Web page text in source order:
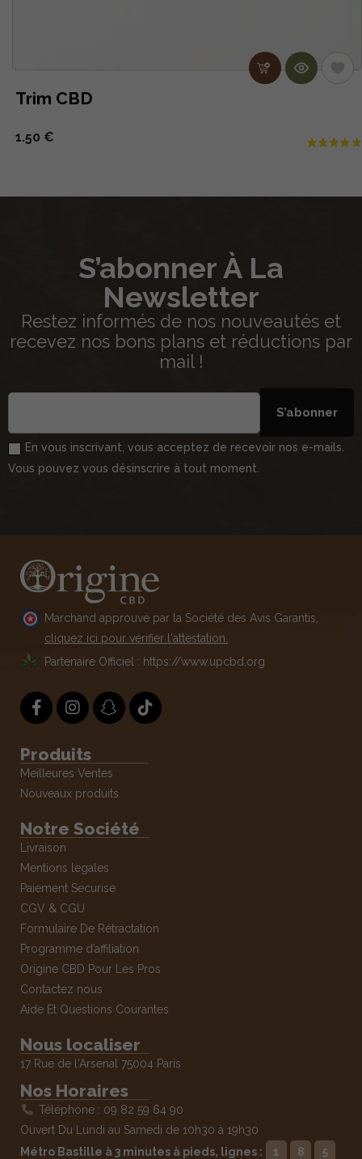
Trim CBD
1.50 €
S’abonner À La
Newsletter
Restez informés de nos nouveautés et
recevez nos bons plans et réductions par
mail !
S’abonner
En vous inscrivant, vous acceptez de recevoir nos e-mails.
Vous pouvez vous désinscrire à tout moment.
Marchand approuvé par la Société des Avis Garantis,
cliquez ici pour vérifier l'attestation.
Partenaire Officiel : https://www.upcbd.org
Produits
Meilleures Ventes
Nouveaux produits
Notre Société
Livraison
Mentions legales
Paiement Securise
CGV & CGU
Formulaire De Rétractation
Programme d’affiliation
Origine CBD Pour Les Pros
Contactez nous
Aide Et Questions Courantes
Nous localiser
17 Rue de l'Arsenal 75004 Paris
Nos Horaires
Téléphone : 09 82 59 64 90
Ouvert Du Lundi au Samedi de 10h30 à 19h30
Métro Bastille à 3 minutes à pieds, lignes :
1 8
5